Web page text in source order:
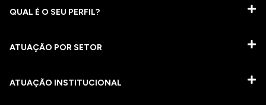
QUAL É O SEU PERFIL?
ATUAÇÃO POR SETOR
ATUAÇÃO INSTITUCIONAL